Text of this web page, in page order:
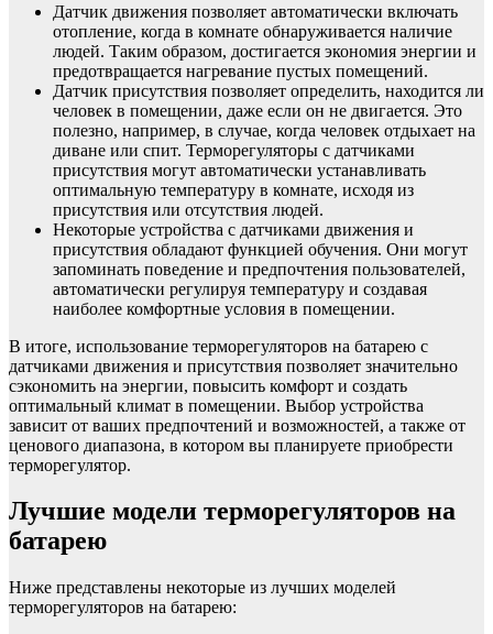
Датчик движения позволяет автоматически включать
отопление, когда в комнате обнаруживается наличие
людей. Таким образом, достигается экономия энергии и
предотвращается нагревание пустых помещений.
Датчик присутствия позволяет определить, находится ли
человек в помещении, даже если он не двигается. Это
полезно, например, в случае, когда человек отдыхает на
диване или спит. Терморегуляторы с датчиками
присутствия могут автоматически устанавливать
оптимальную температуру в комнате, исходя из
присутствия или отсутствия людей.
Некоторые устройства с датчиками движения и
присутствия обладают функцией обучения. Они могут
запоминать поведение и предпочтения пользователей,
автоматически регулируя температуру и создавая
наиболее комфортные условия в помещении.
В итоге, использование терморегуляторов на батарею с
датчиками движения и присутствия позволяет значительно
сэкономить на энергии, повысить комфорт и создать
оптимальный климат в помещении. Выбор устройства
зависит от ваших предпочтений и возможностей, а также от
ценового диапазона, в котором вы планируете приобрести
терморегулятор.
Лучшие модели терморегуляторов на
батарею
Ниже представлены некоторые из лучших моделей
терморегуляторов на батарею: